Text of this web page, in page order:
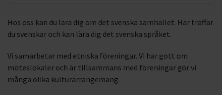
Svenska i naturen
Hos oss kan du lära dig om det svenska samhället. Här träffar
du svenskar och kan lära dig det svenska språket.
Vi samarbetar med etniska föreningar. Vi har gott om
möteslokaler och är tillsammans med föreningar gör vi
många olika kulturarrangemang.